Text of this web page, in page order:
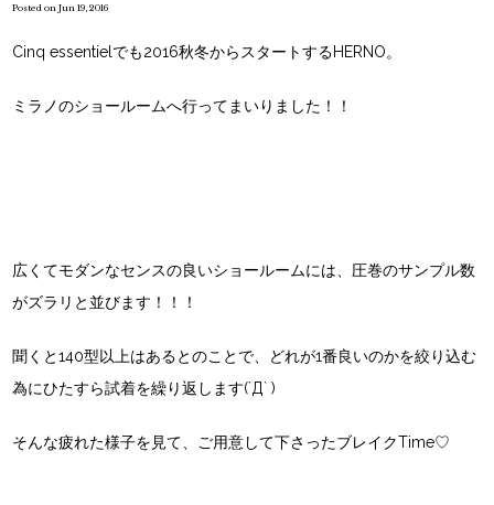
Posted on Jun 19, 2016
Cinq essentielでも2016秋冬からスタートするHERNO。
ミラノのショールームへ行ってまいりました！！
広くてモダンなセンスの良いショールームには、圧巻のサンプル数
がズラリと並びます！！！
聞くと140型以上はあるとのことで、どれが1番良いのかを絞り込む
為にひたすら試着を繰り返します(´Д` )
そんな疲れた様子を見て、ご用意して下さったブレイクTime♡